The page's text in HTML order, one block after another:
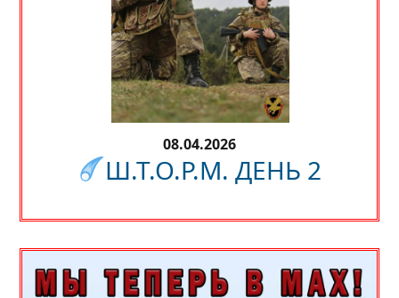
08.04.2026
Ш.Т.О.Р.М. ДЕНЬ 2